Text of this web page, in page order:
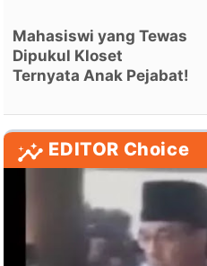
Mahasiswi yang Tewas
Dipukul Kloset
Ternyata Anak Pejabat!
EDITOR Choice